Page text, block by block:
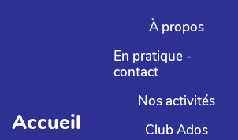
Aller au contenu principal
Accueil
À propos
En pratique -
contact
Nos activités
Club Ados